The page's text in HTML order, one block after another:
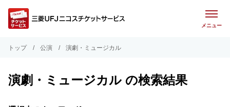
メニュー
トップ 公演 演劇・ミュージカル
演劇・ミュージカル の検索結果